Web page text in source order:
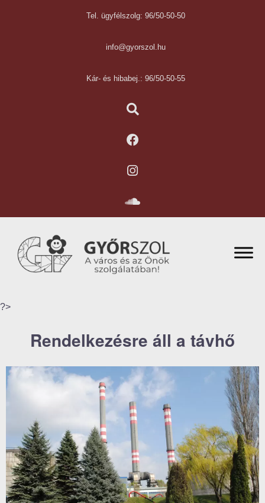
Tel. ügyfélszolg: 96/50-50-50
info@gyorszol.hu
Kár- és hibabej.: 96/50-50-55
?>
Rendelkezésre áll a távhő